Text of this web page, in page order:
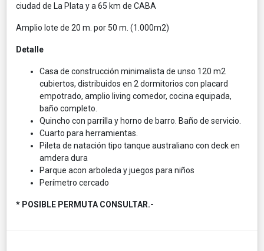
ciudad de La Plata y a 65 km de CABA
Amplio lote de 20 m. por 50 m. (1.000m2)
Detalle
Casa de construcción minimalista de unso 120 m2
cubiertos, distribuidos en 2 dormitorios con placard
empotrado, amplio living comedor, cocina equipada,
baño completo.
Quincho con parrilla y horno de barro. Baño de servicio.
Cuarto para herramientas.
Pileta de natación tipo tanque australiano con deck en
amdera dura
Parque acon arboleda y juegos para niños
Perímetro cercado
* POSIBLE PERMUTA CONSULTAR.-